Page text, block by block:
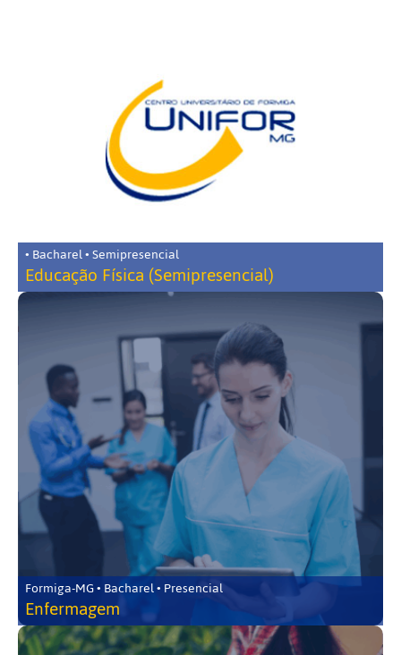
• Bacharel • Semipresencial
Educação Física (Semipresencial)
Formiga-MG • Bacharel • Presencial
Enfermagem